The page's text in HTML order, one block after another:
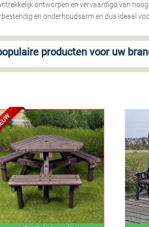
ontworpen en vervaardigd van
en onderhoudsarm en dus ideaal
producten voor uw